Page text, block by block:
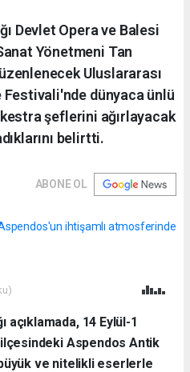
Devlet Opera ve Balesi
Yönetmeni Tan
Uluslararası
Festivali'nde dünyaca ünlü
şeflerini ağırlayacak
belirtti.
ABONE OL
açıklamada, 14 Eylül-1
Aspendos Antik
ve nitelikli eserlerle